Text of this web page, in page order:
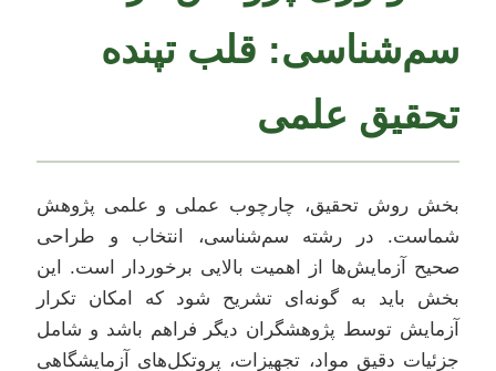
سم‌شناسی: قلب تپنده
تحقیق علمی
بخش روش تحقیق، چارچوب عملی و علمی پژوهش
شماست. در رشته سم‌شناسی، انتخاب و طراحی
صحیح آزمایش‌ها از اهمیت بالایی برخوردار است. این
بخش باید به گونه‌ای تشریح شود که امکان تکرار
آزمایش توسط پژوهشگران دیگر فراهم باشد و شامل
جزئیات دقیق مواد، تجهیزات، پروتکل‌های آزمایشگاهی